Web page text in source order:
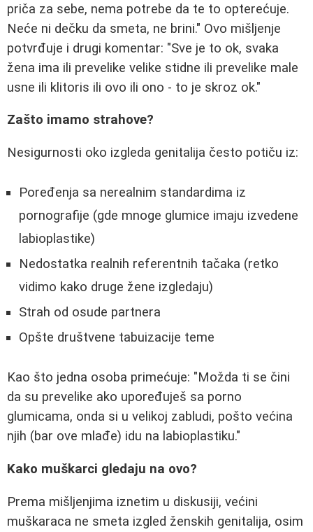
priča za sebe, nema potrebe da te to opterećuje.
Neće ni dečku da smeta, ne brini." Ovo mišljenje
potvrđuje i drugi komentar: "Sve je to ok, svaka
žena ima ili prevelike velike stidne ili prevelike male
usne ili klitoris ili ovo ili ono - to je skroz ok."
Zašto imamo strahove?
Nesigurnosti oko izgleda genitalija često potiču iz:
Poređenja sa nerealnim standardima iz
pornografije (gde mnoge glumice imaju izvedene
labioplastike)
Nedostatka realnih referentnih tačaka (retko
vidimo kako druge žene izgledaju)
Strah od osude partnera
Opšte društvene tabuizacije teme
Kao što jedna osoba primećuje: "Možda ti se čini
da su prevelike ako upoređuješ sa porno
glumicama, onda si u velikoj zabludi, pošto većina
njih (bar ove mlađe) idu na labioplastiku."
Kako muškarci gledaju na ovo?
Prema mišljenjima iznetim u diskusiji, većini
muškaraca ne smeta izgled ženskih genitalija, osim